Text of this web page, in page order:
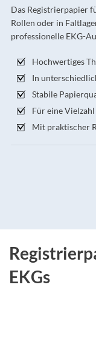
Das Registrierpapier
Rollen oder in
professionelle EKG-
Hochwertiges
In
Stabile
Für eine Vielzahl
Mit praktischer
EKGs